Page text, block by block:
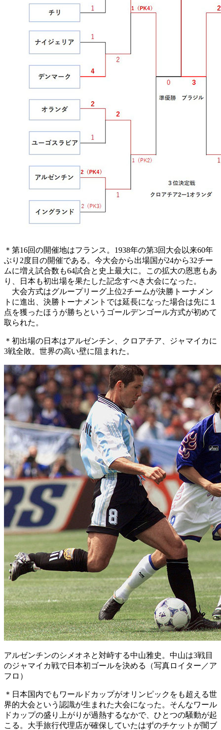
＊第16回の開催地はフランス。1938年の第3回大会以来60年
ぶり2度目の開催である。今大会から出場国が24から32チー
ムに増え試合数も64試合と史上最大に。この拡大の恩恵もあ
り、日本も初出場を果たした記念すべき大会になった。
大会方式はグループリーグ上位2チームが決勝トーナメン
トに進出、決勝トーナメントでは延長になった場合は先に１
点を獲ったほうが勝ちというゴールデンゴール方式が初めて
取られた。
＊初出場の日本はアルゼンチン、クロアチア、ジャマイカに
3戦全敗。世界の高い壁に阻まれた。
アルゼンチンのシメオネと対峙する中山雅史。中山は3戦目
のジャマイカ戦で日本初ゴールを決める（写真ロイター／ア
フロ）
＊日本国内でもワールドカップがオリンピックをも超える世
界的大会という認識が生まれた大会になった。そんなワール
ドカップの盛り上がりが過熱するなかで、ひとつの騒動が起
こる。大手旅行代理店が確保していたはずのチケットが闇ブ